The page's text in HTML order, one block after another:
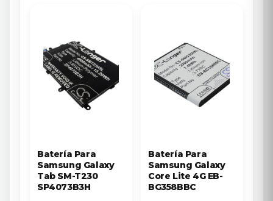
Batería Para
Samsung Galaxy
Tab SM-T230
SP4073B3H
Batería Para
Samsung Galaxy
Core Lite 4G EB-
BG358BBC